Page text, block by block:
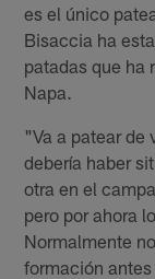
es el único
Bisaccia ha
patadas que ha
Napa.
"Va a patear
debería haber
otra en el
pero por ahora
Normalmente
formación